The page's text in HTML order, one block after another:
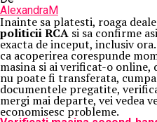
AlexandraM
Inainte sa platesti, roaga
politicii RCA si sa confirme
exacta de inceput, inclusiv
ca acoperirea corespunde
masina si ai verificat-o online,
nu poate fi transferata,
documentele pregatite,
mergi mai departe, vei vedea
economisesc probleme.